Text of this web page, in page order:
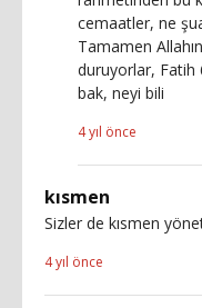
cemaatler, ne
Tamamen
duruyorlar, Fatih
bak, neyi bili
4 yıl önce
kısmen
Sizler de kısmen
4 yıl önce